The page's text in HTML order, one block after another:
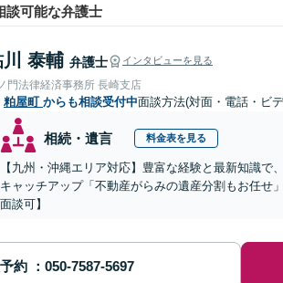
談可能な弁護士
川 泰輔 弁護士 インタビューを見る
門法律経済事務所 長崎支店
粕屋町 からも相談受付中面談方法(対面・電話・ビ
相続・遺言 料金表を見る
【九州・沖縄エリア対応】豊富な経験と最新知識
キャッチアップ「不動産がらみの遺産分割もお任せ
面談可】
約